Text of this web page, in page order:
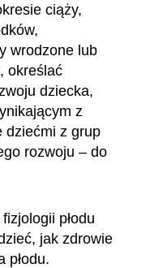
ciąży,
wrodzone lub
określać
dziecka,
z
dziećmi z grup
rozwoju – do
płodu
jak zdrowie
płodu.